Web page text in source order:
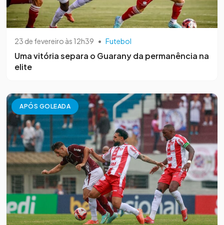
23 de fevereiro às 12h39 • Futebol
Uma vitória separa o Guarany da permanência na
elite
APÓS GOLEADA